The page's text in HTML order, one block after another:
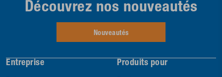
Entreprise Produits pour
Découvrez nos nouveautés
Nouveautés